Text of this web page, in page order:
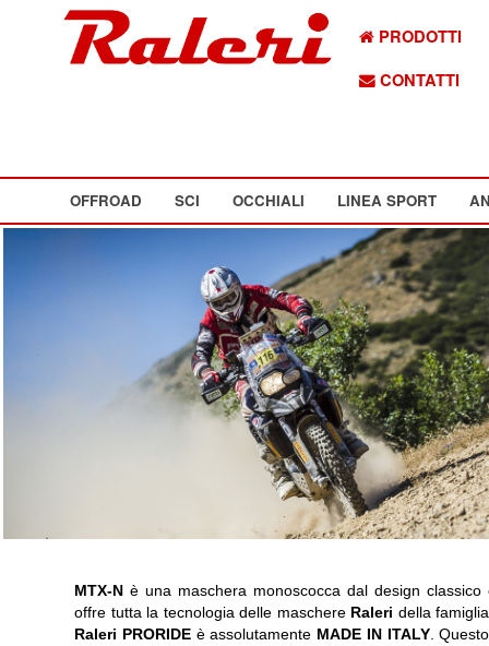
PRODOTTI
CONTATTI
OFFROAD SCI OCCHIALI LINEA SPORT
MTX-N è una maschera monoscocca dal design
offre tutta la tecnologia delle maschere Raleri della
Raleri PRORIDEè assolutamente MADE IN ITALY.